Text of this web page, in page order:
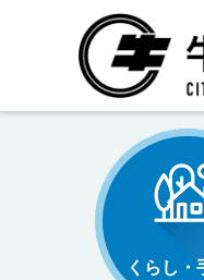
くらし・